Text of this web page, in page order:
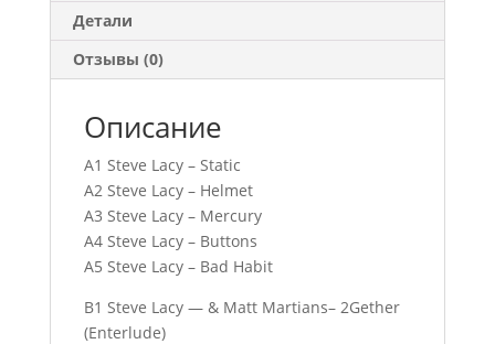
Детали
Отзывы (0)
Описание
A1 Steve Lacy – Static
A2 Steve Lacy – Helmet
A3 Steve Lacy – Mercury
A4 Steve Lacy – Buttons
A5 Steve Lacy – Bad Habit
B1 Steve Lacy — & Matt Martians– 2Gether
(Enterlude)